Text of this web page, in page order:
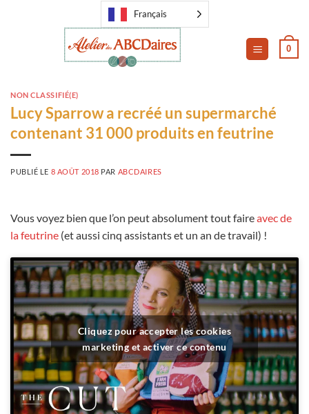
Français
0
NON CLASSIFIÉ(E)
Lucy Sparrow a recréé un supermarché
contenant 31 000 produits en feutrine
PUBLIÉ LE 8 AOÛT 2018 PAR ABCDAIRES
Vous voyez bien que l’on peut absolument tout faireavec de
la feutrine (et aussi cinq assistants et un an de travail) !
Cliquez pour accepter les cookies
marketing et activer ce contenu